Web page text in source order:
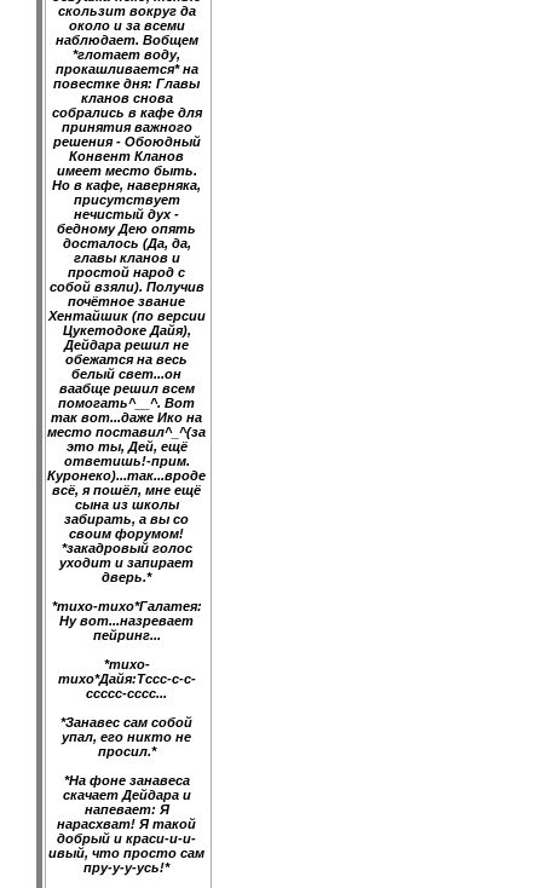
скользит вокруг да
около и за всеми
наблюдает. Вобщем
*глотает воду,
прокашливается* на
повестке дня: Главы
кланов снова
собрались в кафе для
принятия важного
решения - Обоюдный
Конвент Кланов
имеет место быть.
Но в кафе, наверняка,
присутствует
нечистый дух -
бедному Дею опять
досталось (Да, да,
главы кланов и
простой народ с
собой взяли). Получив
почётное звание
Хентайшик (по версии
Цукетодоке Дайя),
Дейдара решил не
обежатся на весь
белый свет...он
ваабще решил всем
помогать^__^. Вот
так вот...даже Ико на
место поставил^_^(за
это ты, Дей, ещё
ответишь!-прим.
Куронеко)...так...вроде
всё, я пошёл, мне ещё
сына из школы
забирать, а вы со
своим форумом!
*закадровый голос
уходит и запирает
дверь.*
*тихо-тихо*Галатея:
Ну вот...назревает
пейринг...
*тихо-
тихо*Дайя:Тссс-с-с-
ссссс-сссс...
*Занавес сам собой
упал, его никто не
просил.*
*На фоне занавеса
скачает Дейдара и
напевает: Я
нарасхват! Я такой
добрый и краси-и-и-
ивый, что просто сам
пру-у-у-усь!*